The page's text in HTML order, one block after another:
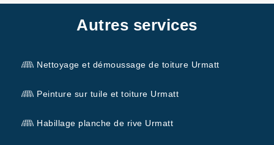
Autres services
Nettoyage et démoussage de toiture Urmatt
Peinture sur tuile et toiture Urmatt
Habillage planche de rive Urmatt